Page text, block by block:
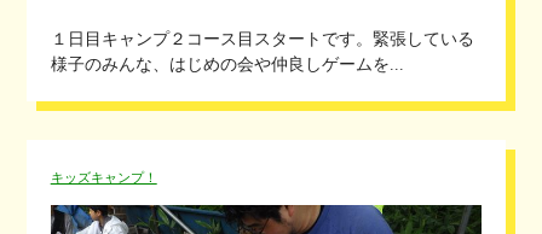
１日目キャンプ２コース目スタートです。緊張している
様子のみんな、はじめの会や仲良しゲームを...
キッズキャンプ！